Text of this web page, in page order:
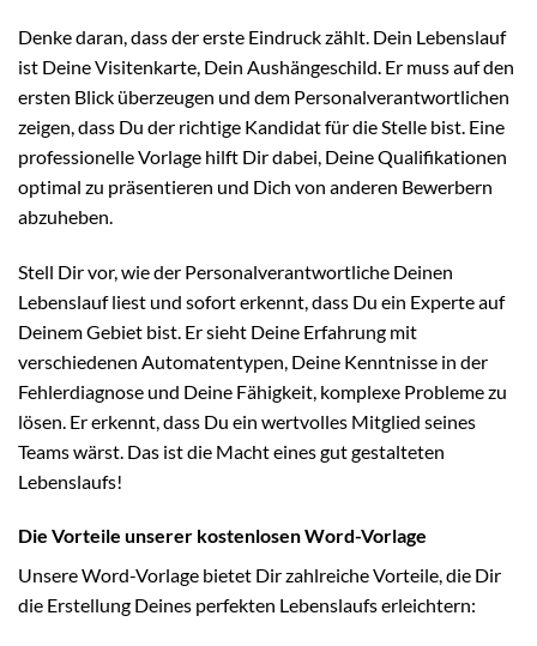
Denke daran, dass der erste Eindruck zählt. Dein Lebenslauf
ist Deine Visitenkarte, Dein Aushängeschild. Er muss auf den
ersten Blick überzeugen und dem Personalverantwortlichen
zeigen, dass Du der richtige Kandidat für die Stelle bist. Eine
professionelle Vorlage hilft Dir dabei, Deine Qualifikationen
optimal zu präsentieren und Dich von anderen Bewerbern
abzuheben.
Stell Dir vor, wie der Personalverantwortliche Deinen
Lebenslauf liest und sofort erkennt, dass Du ein Experte auf
Deinem Gebiet bist. Er sieht Deine Erfahrung mit
verschiedenen Automatentypen, Deine Kenntnisse in der
Fehlerdiagnose und Deine Fähigkeit, komplexe Probleme zu
lösen. Er erkennt, dass Du ein wertvolles Mitglied seines
Teams wärst. Das ist die Macht eines gut gestalteten
Lebenslaufs!
Die Vorteile unserer kostenlosen Word-Vorlage
Unsere Word-Vorlage bietet Dir zahlreiche Vorteile, die Dir
die Erstellung Deines perfekten Lebenslaufs erleichtern: